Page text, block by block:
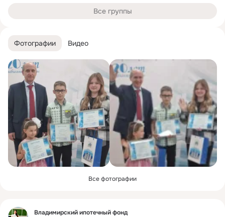
Фотографии Видео
Все фотографии
Фид
Владимирский ипотечный фонд
Все группы